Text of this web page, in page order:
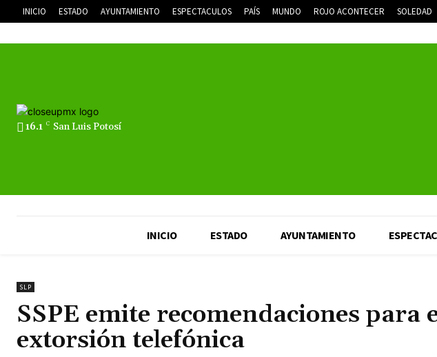
INICIO ESTADO AYUNTAMIENTO ESPECTACULOS PAÍS MUNDO ROJO ACONTECER SOLEDAD
16.1 C San Luis Potosí
INICIO ESTADO AYUNTAMIENTO
SLP
SSPE emite recomendaciones
extorsión telefónica